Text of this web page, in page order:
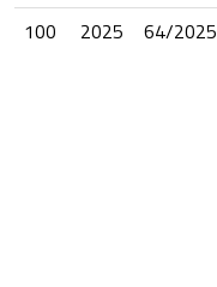
100
2025 64/2025